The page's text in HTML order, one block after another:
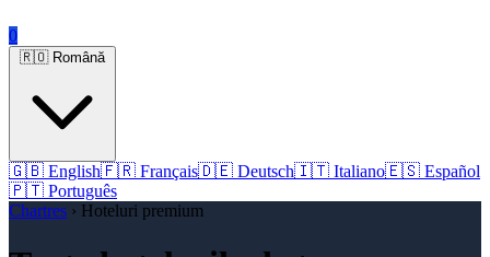
0
🇷🇴 Română
🇬🇧 English🇫🇷 Français🇩🇪 Deutsch🇮🇹 Italiano🇪🇸 Español
🇵🇹 Português
Chartres › Hoteluri premium